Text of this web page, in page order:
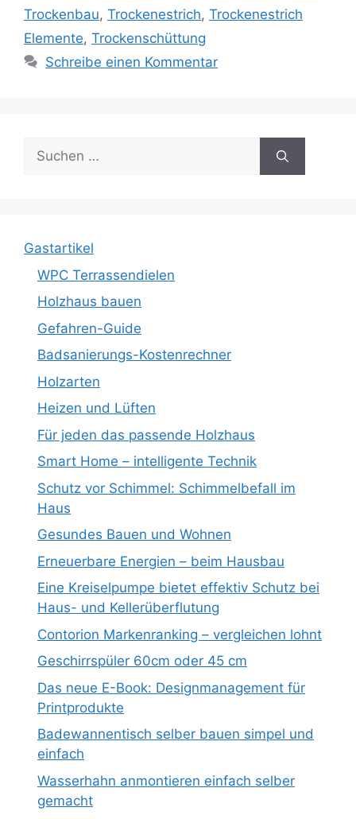
Trockenbau, Trockenestrich, Trockenestrich
Elemente, Trockenschüttung
Schreibe einen Kommentar
Suche
nach:
Gastartikel
WPC Terrassendielen
Holzhaus bauen
Gefahren-Guide
Badsanierungs-Kostenrechner
Holzarten
Heizen und Lüften
Für jeden das passende Holzhaus
Smart Home – intelligente Technik
Schutz vor Schimmel: Schimmelbefall im
Haus
Gesundes Bauen und Wohnen
Erneuerbare Energien – beim Hausbau
Eine Kreiselpumpe bietet effektiv Schutz bei
Haus- und Kellerüberflutung
Contorion Markenranking – vergleichen lohnt
Geschirrspüler 60cm oder 45 cm
Das neue E-Book: Designmanagement für
Printprodukte
Badewannentisch selber bauen simpel und
einfach
Wasserhahn anmontieren einfach selber
gemacht